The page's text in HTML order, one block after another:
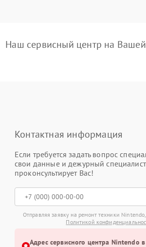
Наш сервисный центр на
Контактная информация
Если требуется задать вопрос
свои данные и дежурный
проконсультирует Вас!
Отправляя заявку на ремонт техники
Политикой
Адрес сервисного центра Nintendo